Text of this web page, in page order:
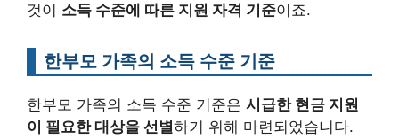
것이 소득 수준에 따른 지원 자격 기준이죠.
한부모 가족의 소득 수준 기준
한부모 가족의 소득 수준 기준은 시급한 현금 지원
이 필요한 대상을 선별하기 위해 마련되었습니다.